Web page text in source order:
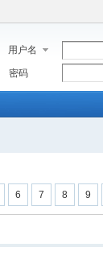
用户名
密码
6 7 8 9